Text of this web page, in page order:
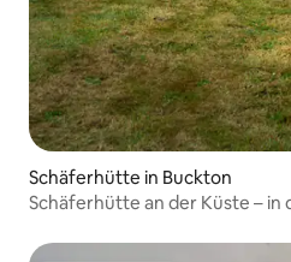
Schäferhütte in Buckton
Schäferhütte an der Küste – in